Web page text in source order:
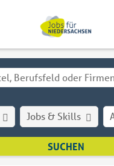
Jobs & Skills